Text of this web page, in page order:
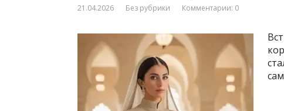
21.04.2026 Без рубрики Комментарии: 0